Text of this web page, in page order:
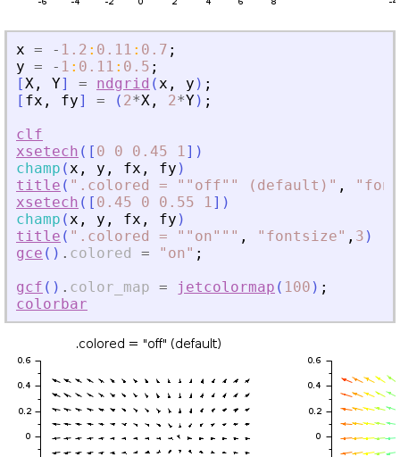
x = - 1.2 : 0.11 : 0.7 ;
y = - 1 : 0.11 : 0.5 ;
[X , Y] = ndgrid (x , y ) ;
[ fx , fy] = ( 2*X , 2*Y) ;
clf
xsetech ( [ 0 0 0.45 1] )
champ (x , y , fx , fy )
title ( " .colored = ""off"" (default) " , "
xsetech ( [ 0.45 0 0.55 1] )
champ (x , y , fx , fy )
title ( " .colored = ""on"" " , " fontsize" , 3 )
gce ( ) . colored = " on" ;
gcf ( ) . color_map = jetcolormap ( 100 ) ;
colorbar